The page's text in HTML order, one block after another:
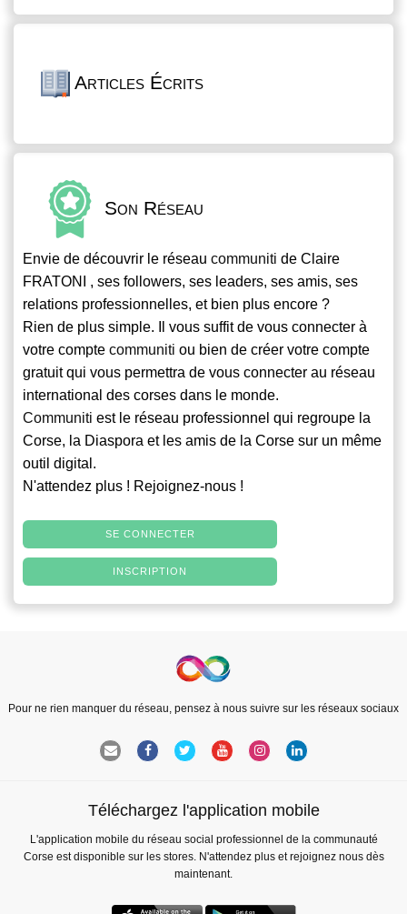
Articles Écrits
Son Réseau
Envie de découvrir le réseau communiti de Claire
FRATONI , ses followers, ses leaders, ses amis, ses
relations professionnelles, et bien plus encore ?
Rien de plus simple. Il vous suffit de vous connecter à
votre compte communiti ou bien de créer votre compte
gratuit qui vous permettra de vous connecter au réseau
international des corses dans le monde.
Communiti est le réseau professionnel qui regroupe la
Corse, la Diaspora et les amis de la Corse sur un même
outil digital.
N'attendez plus ! Rejoignez-nous !
SE CONNECTER
INSCRIPTION
Pour ne rien manquer du réseau, pensez à nous suivre sur les réseaux sociaux
Téléchargez l'application mobile
L'application mobile du réseau social professionnel de la communauté
Corse est disponible sur les stores. N'attendez plus et rejoignez nous dès
maintenant.